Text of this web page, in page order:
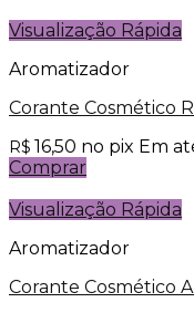
Visualização Rápida
Aromatizador
Corante Cosmético
R$ 16,50 no pix Em
Comprar
Visualização Rápida
Aromatizador
Corante Cosmético